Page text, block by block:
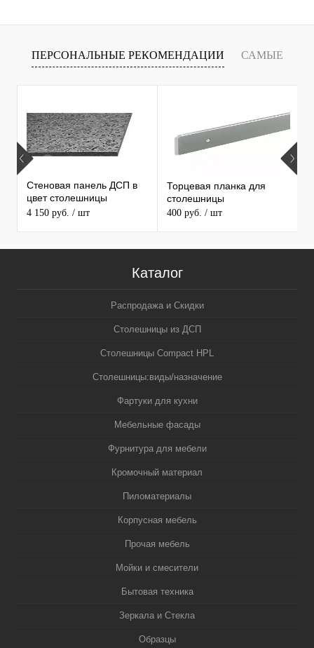
ПЕРСОНАЛЬНЫЕ РЕКОМЕНДАЦИИ САМЫЕ
ПРОДАВАЕМЫЕ ТОВАРЫ
Стеновая панель ДСП в
цвет столешницы
MAERSS
4 150 руб. / шт
Торцевая планка для
столешницы
400 руб. / шт
Каталог
Распродажа и Скидки
Столешницы из ДСП
Столешницы Compact HPL
Столешницы:виды/назначение
Фартуки для кухни
Мебельные фасады
Фурнитура для мебели
Кромочный материал
Пиломатериалы
Корпусная мебель
Прочая мебель
Мойки и смесители
Бытовая техника
Зеркала и Стекла
Образцы